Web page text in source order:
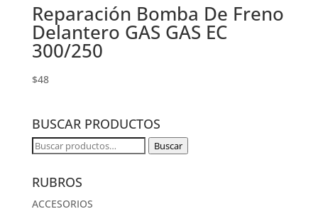
Reparación Bomba De Freno
Delantero GAS GAS EC
300/250
$48
BUSCAR PRODUCTOS
Buscar
Buscar
RUBROS
ACCESORIOS